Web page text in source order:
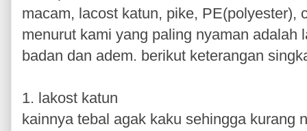
macam, lacost katun, pike, PE(polyester),
menurut kami yang paling nyaman adalah
badan dan adem. berikut keterangan
1. lakost katun
kainnya tebal agak kaku sehingga kurang